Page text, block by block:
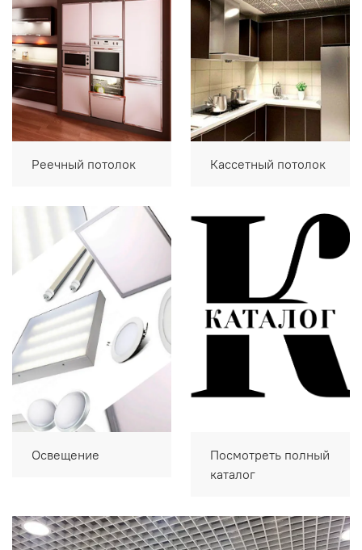
Реечный потолок Кассетный потолок
Освещение
Посмотреть полный
каталог